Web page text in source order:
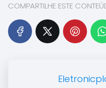
COMPARTILHE ESTE